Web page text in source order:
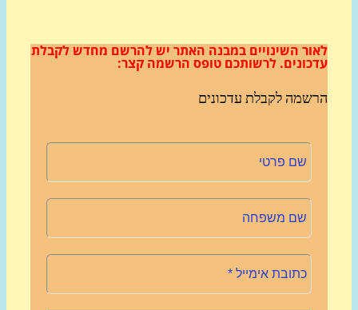
השינויים במבנה האתריש להרשם מחדש לקבלת
לרשותכם טופס הרשמה קצר:
לקבלת עדכונים